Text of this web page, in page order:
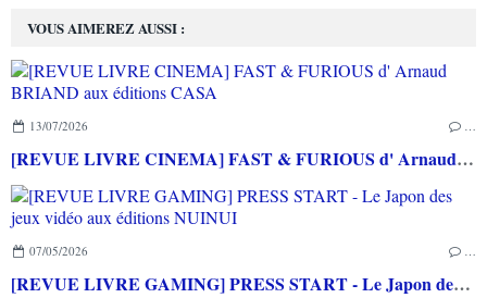
VOUS AIMEREZ AUSSI :
13/07/2026 …
[REVUE LIVRE CINEMA] FAST & FURIOUS d' Arnaud BRIAND aux éditions CASA
07/05/2026 …
[REVUE LIVRE GAMING] PRESS START - Le Japon des jeux vidéo aux éditions NUINUI